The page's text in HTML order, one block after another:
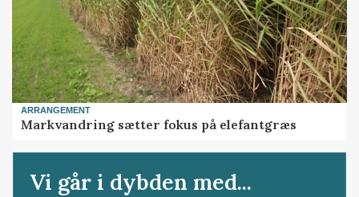
ARRANGEMENT
Markvandring sætter fokus på elefantgræs
Vi går i dybden med...